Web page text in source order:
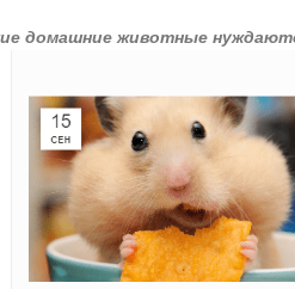
домашние животные